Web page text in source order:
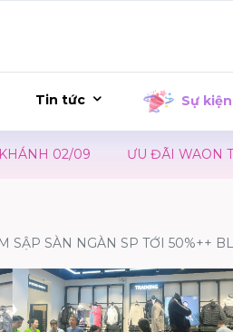
Tin tức Sự kiện
02/09 ƯU ĐÃI WAON TẠI
SẬP SÀN NGÀN SP TỚI 50%++